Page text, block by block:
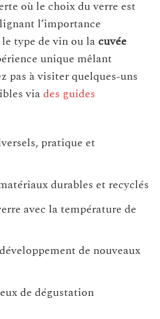
où le choix du verre est
l’importance
type de vin ou lacuvée
unique mêlant
pas à visiter quelques-uns
viades guides
pratique et
durables et recyclés
avec la température de
de nouveaux
de dégustation